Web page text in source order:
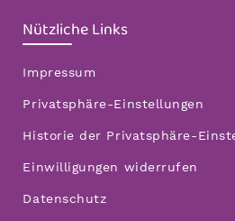
Nützliche Links
Impressum
Privatsphäre-Einstellungen
Historie der Privatsphäre-
Einwilligungen widerrufen
Datenschutz